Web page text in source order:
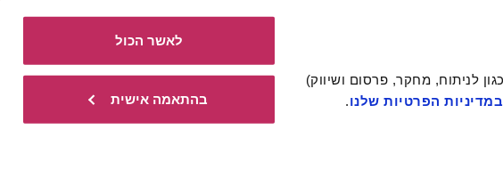
במדיניות הפרטיות שלנו.
לאשר הכול
בהתאמה אישית